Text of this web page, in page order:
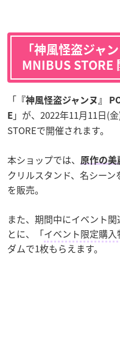
「 神風怪盗ジャ
MNIBUS STORE
「 『神風怪盗ジャンヌ』
E 」が、2022年11月11日(
STOREで開催されます。
本ショップでは、 原作の美
クリルスタンド、名シー
を販売。
また、期間中にイベント
とに、「イベント限定購入
ダムで1枚もらえます。